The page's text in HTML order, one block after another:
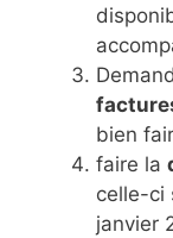
bien
faire la
celle-ci
janvier